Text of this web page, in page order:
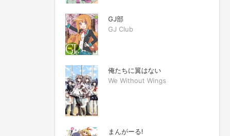
GJ部
GJ Club
俺たちに翼はない
We Without Wings
まんがーる!